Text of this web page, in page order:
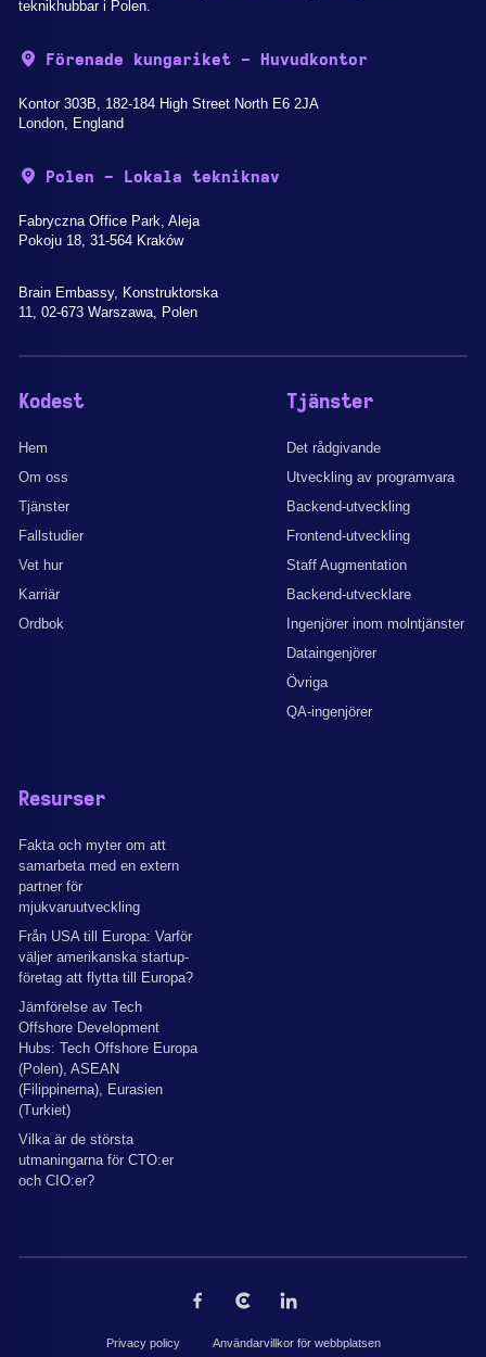
teknikhubbar i Polen.
Förenade kungariket - Huvudkontor
Kontor 303B, 182-184 High Street North E6 2JA
London, England
Polen - Lokala tekniknav
Fabryczna Office Park, Aleja
Pokoju 18, 31-564 Kraków
Brain Embassy, Konstruktorska
11, 02-673 Warszawa, Polen
Kodest
Hem
Om oss
Tjänster
Fallstudier
Vet hur
Karriär
Ordbok
Tjänster
Det rådgivande
Utveckling av programvara
Backend-utveckling
Frontend-utveckling
Staff Augmentation
Backend-utvecklare
Ingenjörer inom molntjänster
Dataingenjörer
Övriga
QA-ingenjörer
Resurser
Fakta och myter om att
samarbeta med en extern
partner för
mjukvaruutveckling
Från USA till Europa: Varför
väljer amerikanska startup-
företag att flytta till Europa?
Jämförelse av Tech
Offshore Development
Hubs: Tech Offshore Europa
(Polen), ASEAN
(Filippinerna), Eurasien
(Turkiet)
Vilka är de största
utmaningarna för CTO:er
och CIO:er?
Privacy policy Användarvillkor för webbplatsen